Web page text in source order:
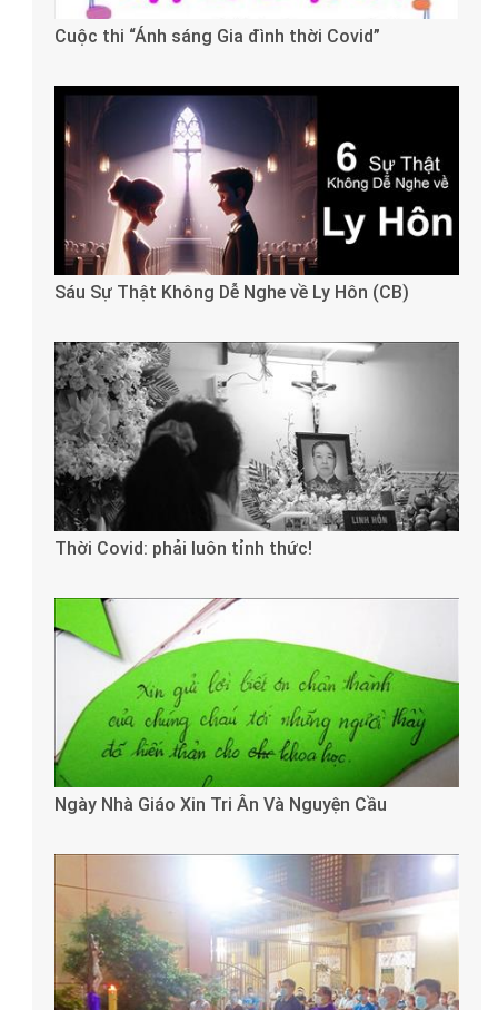
Cuộc thi “Ánh sáng Gia đình thời Covid”
Sáu Sự Thật Không Dễ Nghe về Ly Hôn (CB)
Thời Covid: phải luôn tỉnh thức!
Ngày Nhà Giáo Xin Tri Ân Và Nguyện Cầu